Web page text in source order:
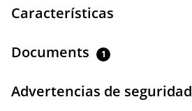
Características
Documents 1
Advertencias de seguridad